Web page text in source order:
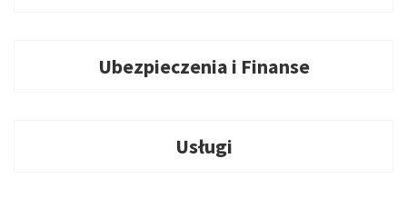
Ubezpieczenia i Finanse
Usługi